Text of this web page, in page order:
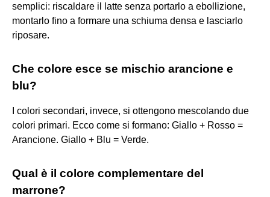
semplici: riscaldare il latte senza portarlo a ebollizione,
montarlo fino a formare una schiuma densa e lasciarlo
riposare.
Che colore esce se mischio arancione e
blu?
I colori secondari, invece, si ottengono mescolando due
colori primari. Ecco come si formano: Giallo + Rosso =
Arancione. Giallo + Blu = Verde.
Qual è il colore complementare del
marrone?